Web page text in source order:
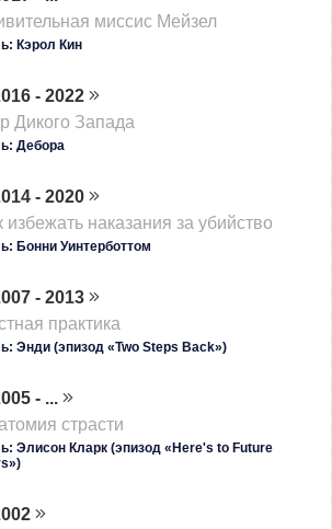
миссис Мейзел
Кэрол Кин
- 2022
Дикого Запада
Дебора
- 2020
избежать наказания за убийство
Бонни Уинтерботтом
- 2013
практика
Энди (эпизод «Two Steps Back»)
- ...
страсти
Элисон Кларк (эпизод «Here's to Future